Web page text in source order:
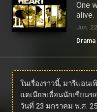
One
alive.
Jun.
Drama
ในเรื่องราวนี้, มารีแอน
แดเนียลเพื่อนนักเขียนข
วันที่ 23 มกราคม พ.ศ.